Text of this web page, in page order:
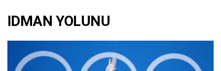
IDMAN YOLUNU